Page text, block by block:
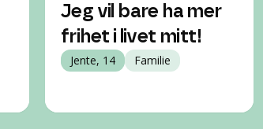
Jeg vil bare ha mer
frihet i livet mitt!
Jente, 14 Familie